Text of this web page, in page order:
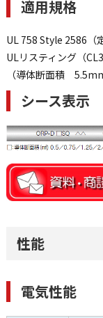
適用規格
UL 758 Style 2586（
ULリスティング（
（導体断面積
シース表示
性能
電気性能